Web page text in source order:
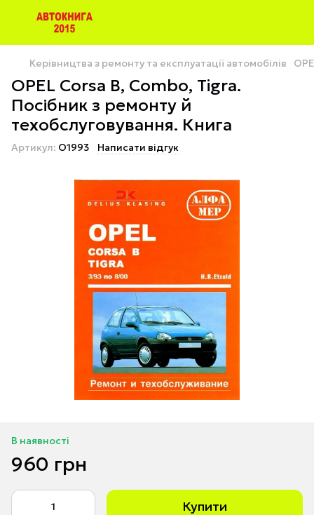
Керівництва з ремонту та експлуатації автомобілів
OPEL Corsa B, Combo, Tigra.
Посібник з ремонту й
техобслуговування. Книга
Артикул: O1993 Написати відгук
В наявності
960 грн
Купити